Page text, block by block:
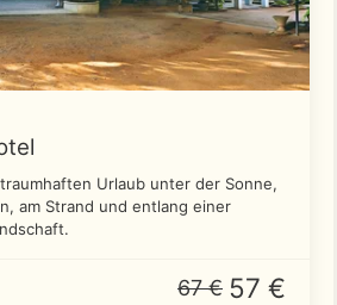
Urlaub unter der Sonne,
am Strand und entlang einer
67 € 57 €